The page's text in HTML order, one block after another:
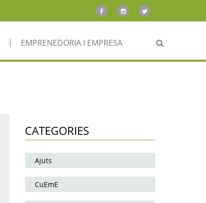
EMPRENEDORIA I EMPRESA
CATEGORIES
Ajuts
CuEmE